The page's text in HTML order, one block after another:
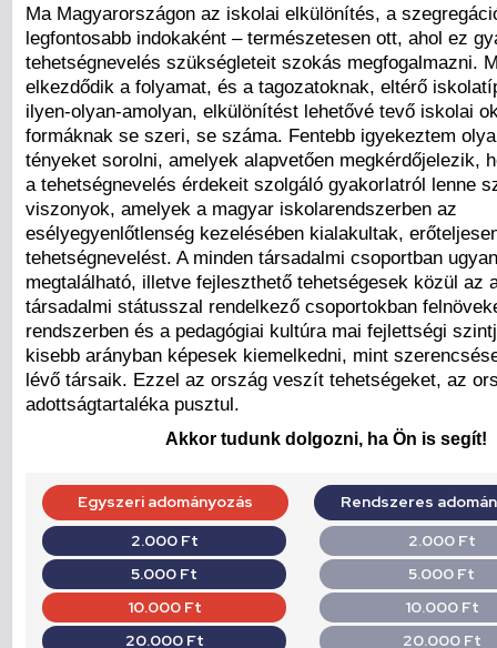
Ma Magyarországon az iskolai elkülönítés, a
legfontosabb indokaként – természetesen ott, ahol ez
tehetségnevelés szükségleteit szokás megfogalmazni.
elkezdődik a folyamat, és a tagozatoknak, eltérő
ilyen-olyan-amolyan, elkülönítést lehetővé tevő iskolai
formáknak se szeri, se száma. Fentebb igyekeztem
tényeket sorolni, amelyek alapvetően megkérdőjelezik,
a tehetségnevelés érdekeit szolgáló gyakorlatról lenne
viszonyok, amelyek a magyar iskolarendszerben az
esélyegyenlőtlenség kezelésében kialakultak,
tehetségnevelést. A minden társadalmi csoportban
megtalálható, illetve fejleszthető tehetségesek közül az
társadalmi státusszal rendelkező csoportokban
rendszerben és a pedagógiai kultúra mai fejlettségi
kisebb arányban képesek kiemelkedni, mint
lévő társaik. Ezzel az ország veszít tehetségeket, az
adottságtartaléka pusztul.
Akkor tudunk dolgozni, ha Ön is segít!